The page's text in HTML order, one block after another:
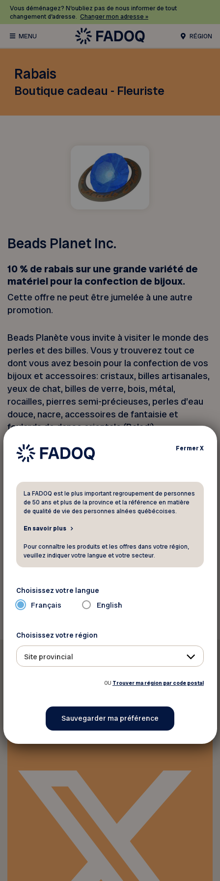
Vous déménagez? N’oubliez pas de nous informer de tout
changement d’adresse. Changer mon adresse »
RÉGION
Rabais
Boutique cadeau - Fleuriste
Beads Planet Inc.
10 % de rabais sur une grande variété de
matériel pour la confection de bijoux.
Cette offre ne peut être jumelée à une autre
promotion.
Beads Planète vous invite à visiter le monde des
perles et des billes. Vous y trouverez tout ce
dont vous avez besoin pour la confection de vos
bijoux et accessoires: cristaux, billes artisanales,
yeux de chat, billes de verre, bois, métal,
rocailles, pierres semi-précieuses, perles d’eau
douce, nacre, accessoires de fantaisie et
foulards de danse orientale (Baladi).
Beads Planet Inc.
7348, rue St-Hubert
Téléphone :514 223-1000
Site Web
Voir la carte
Partager sur :
FermerX
La FADOQ est le plus important regroupement de personnes
de 50 ans et plus de la province et la référence en matière
de qualité de vie des personnes aînées québécoises.
En savoir plus
Pour connaître les produits et les offres dans votre région,
veuillez indiquer votre langue et votre secteur.
Choisissez votre langue
Français English
Choisissez votre région
Site provincial
OU Trouver ma région par code postal